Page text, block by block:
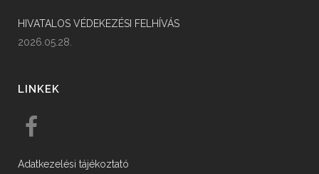
HIVATALOS VÉDEKEZÉSI FELHÍVÁS
2026.05.28.
LINKEK
Adatkezelési tájékoztató